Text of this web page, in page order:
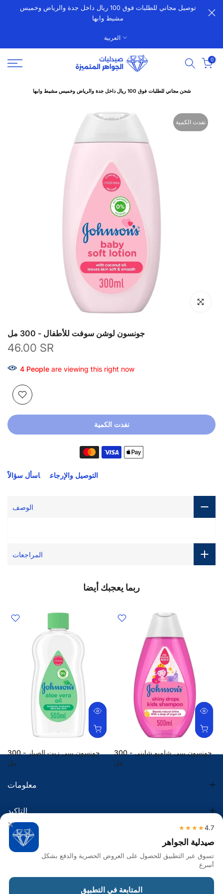
الانتقالتوصيل مجاني للطلبات فوق 100 ريال داخل جدة والرياض وخميس
مشيط وابها
العربية
0
شحن مجاني للطلبات فوق 100 ريال داخل جدة والرياض وخميس مشيط وابها
نفدت الكمية
انقر للتكبير
جونسون لوشن سوفت للأطفال - 300 مل
46.00 SR
4 People are viewing this right now
نفدت الكمية
التوصيل والإرجاع اسأل سؤالاً
الوصف
المراجعات
ربما يعجبك أيضا
جونسون بيبي زيت الصبار - 300
مل
جونسون بيبى شامبو شاينى - 300
مل
معلومات
التاكيد
الضريبة
تواصل معنا
× 4.7
★★★★
صيدلية الجواهر
تسوق عبر التطبيق للحصول على العروض الحصرية والدفع بشكل
أسرع
المتابعة في التطبيق